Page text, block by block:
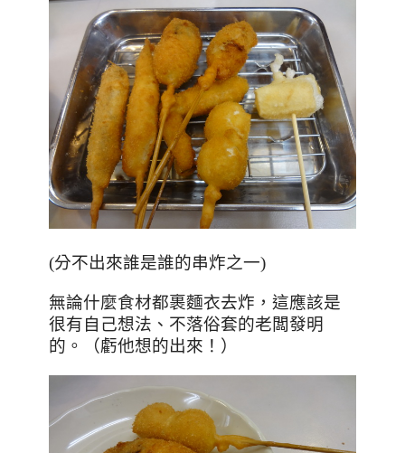
(分不出來誰是誰的串炸之一)
無論什麼食材都裹麵衣去炸，這應該是
很有自己想法、不落俗套的老闆發明
的。（虧他想的出來！）